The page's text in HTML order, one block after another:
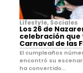
Lifestyle, Sociales
Los 26 de
celebración que
Carnaval de las
El cumpleaños
encontró su
ha convertido...